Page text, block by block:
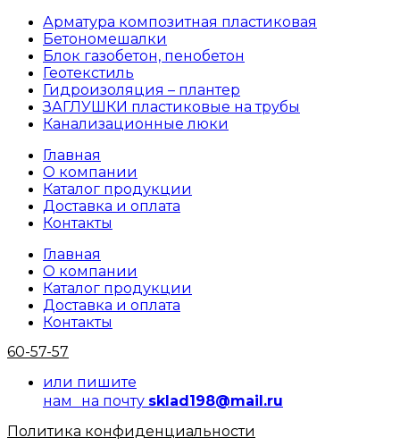
Арматура композитная пластиковая
Бетономешалки
Блок газобетон, пенобетон
Геотекстиль
Гидроизоляция – плантер
ЗАГЛУШКИ пластиковые на трубы
Канализационные люки
Главная
О компании
Каталог продукции
Доставка и оплата
Контакты
Главная
О компании
Каталог продукции
Доставка и оплата
Контакты
60-57-57
или пишите
нам на почту sklad198@mail.ru
Политика конфиденциальности